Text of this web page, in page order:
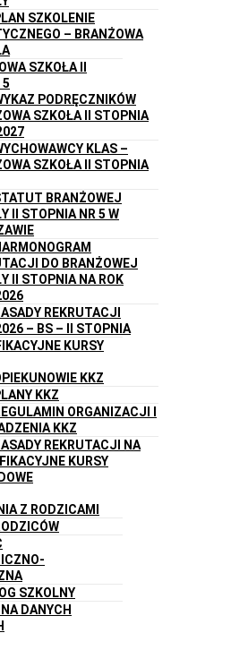
SZKOLENIE
– BRANŻOWA
SZKOŁA II
5
PODRĘCZNIKÓW
SZKOŁA II STOPNIA
KLAS –
SZKOŁA II STOPNIA
BRANŻOWEJ
II STOPNIA NR 5 W
DO BRANŻOWEJ
II STOPNIA NA ROK
REKRUTACJI
– BS – II STOPNIA
KURSY
KKZ
KKZ
ORGANIZACJI I
KKZ
REKRUTACJI NA
KURSY
Z RODZICAMI
SZKOLNY
DANYCH